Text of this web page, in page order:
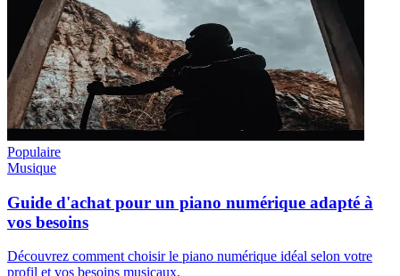
Populaire
Musique
Guide d'achat pour un piano numérique adapté à
vos besoins
Découvrez comment choisir le piano numérique idéal selon votre
profil et vos besoins musicaux.